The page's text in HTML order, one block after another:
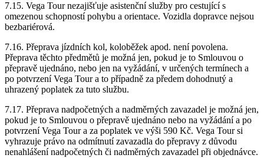
7.15. Vega Tour nezajišťuje asistenční služby pro cestující s
omezenou schopností pohybu a orientace. Vozidla dopravce nejsou
bezbariérová.
7.16. Přeprava jízdních kol, koloběžek apod. není povolena.
Přeprava těchto předmětů je možná jen, pokud je to Smlouvou o
přepravě ujednáno, nebo jen na vyžádání, v určených termínech a
po potvrzení Vega Tour a to případně za předem dohodnutý a
uhrazený poplatek za tuto službu.
7.17. Přeprava nadpočetných a nadměrných zavazadel je možná jen,
pokud je to Smlouvou o přepravě ujednáno nebo na vyžádání a po
potvrzení Vega Tour a za poplatek ve výši 590 Kč. Vega Tour si
vyhrazuje právo na odmítnutí zavazadla do přepravy z důvodu
nenahlášení nadpočetných či nadměrných zavazadel při objednávce.